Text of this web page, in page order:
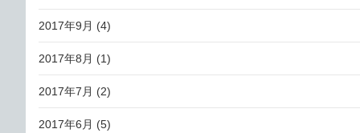
2017年9月 (4)
2017年8月 (1)
2017年7月 (2)
2017年6月 (5)